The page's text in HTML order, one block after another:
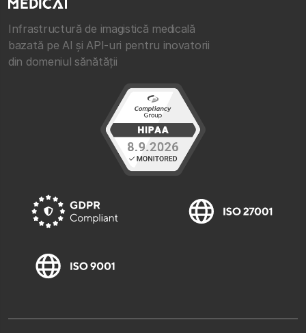
Infrastructură de imagistică medicală
bazată pe AI și API-uri pentru inovatorii
din domeniul sănătății